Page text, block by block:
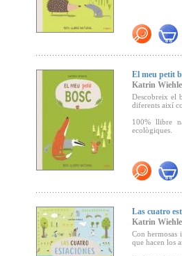
El meu petit
Katrin Wiehle
Descobreix el
diferents així
100% llibre
ecològiques.
Las cuatro
Katrin Wiehle
Con hermosas
que hacen los